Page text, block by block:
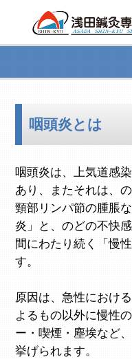
咽頭炎とは
咽頭炎は、上気道感
あり、またそれは、
頸部リンパ節の腫脹
炎」と、のどの不快
間にわたり続く「慢
す。
原因は、急性におけ
よるもの以外に慢性
ー・喫煙・塵埃など
挙げられます。